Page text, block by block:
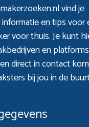
vind je
en tips voor
voor thuis. Je kunt
en platforms
direct in contact
bij jou in de